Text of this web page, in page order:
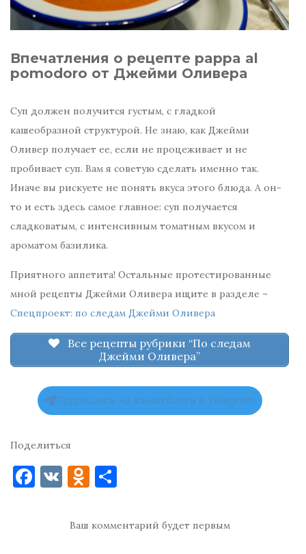
Впечатления о рецепте pappa al
pomodoro от Джейми Оливера
Суп должен получится густым, с гладкой
кашеобразной структурой. Не знаю, как Джейми
Оливер получает ее, если не процеживает и не
пробивает суп. Вам я советую сделать именно так.
Иначе вы рискуете не понять вкуса этого блюда. А он-
то и есть здесь самое главное: суп получается
сладковатым, с интенсивным томатным вкусом и
ароматом базилика.
Приятного аппетита! Остальные протестированные
мной рецепты Джейми Оливера ищите в разделе –
Спецпроект: по следам Джейми Оливера
Все рецепты рубрики “По следам
Джейми Оливера”
Подпишись на канал блога в Telegram
Поделиться
F V O
n п
Ваш комментарий будет первым